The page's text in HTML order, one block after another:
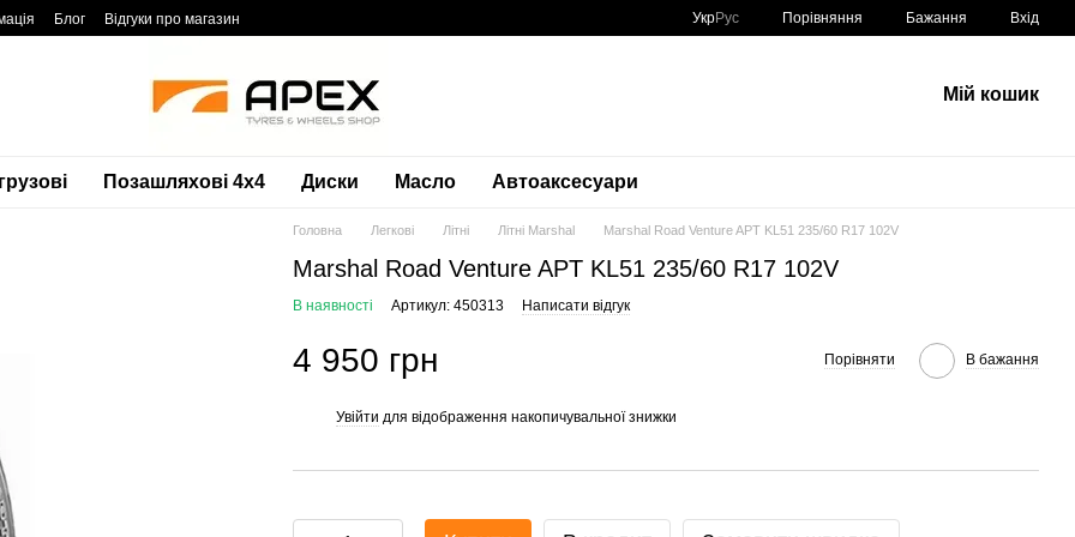
Блог Відгуки про магазин УкрРус Порівняння Бажання Вхід
Мій кошик
Позашляхові 4х4 Диски Масло Автоаксесуари
Головна Легкові Літні Літні Marshal Marshal Road Venture APT KL51 235/60 R17 102V
Marshal Road Venture APT KL51 235/60 R17 102V
В наявності Артикул: 450313 Написати відгук
4 950 грн Порівняти В бажання
Увійти для відображення накопичувальної знижки